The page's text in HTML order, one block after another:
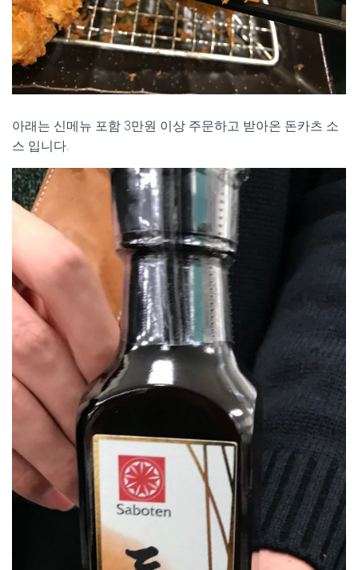
아래는 신메뉴 포함 3만원 이상 주문하고 받아온 돈카츠 소
스 입니다.